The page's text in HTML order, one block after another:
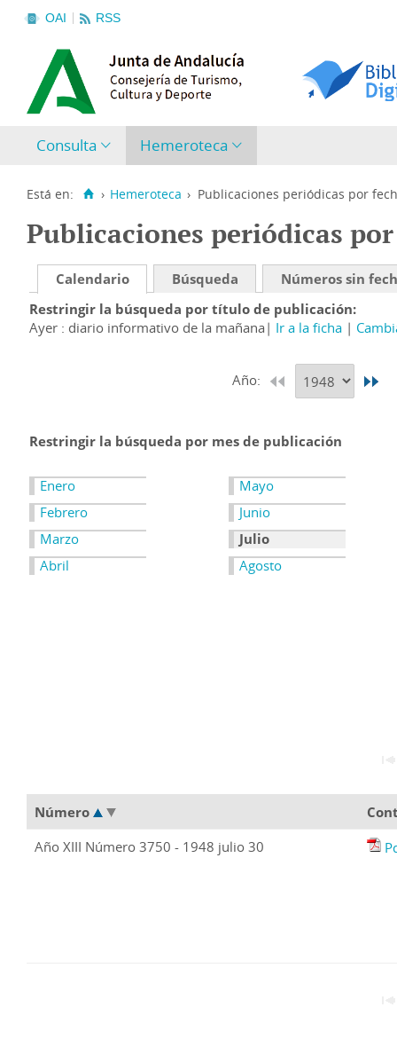
OAI RSS
Consulta Hemeroteca
Está en: › Hemeroteca › Publicaciones periódicas por
Publicaciones periódicas
Calendario Búsqueda
Números sin
Restringir la búsqueda por título de publicación
Ayer : diario informativo de la mañana
Ir a la ficha
Año:
Restringir la búsqueda por mes de publicación
Enero
Febrero
Marzo
Abril
Mayo
Junio
Julio
Agosto
Número
Año XIII Número 3750 - 1948 julio 30